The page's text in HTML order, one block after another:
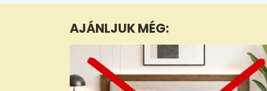
1
53
secondsVolume
0%
AJÁNLJUK MÉG: